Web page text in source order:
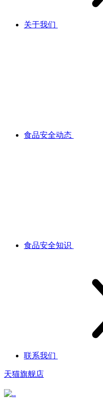
关于我们
食品安全动态
食品安全知识
联系我们
天猫旗舰店